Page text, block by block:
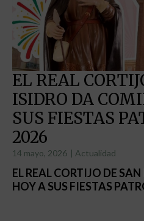
EL REAL
ISIDRO DA
SUS FIESTAS
2026
14 mayo, 2026 | Actualidad
EL REAL CORTIJO DE
HOY A SUS FIESTAS